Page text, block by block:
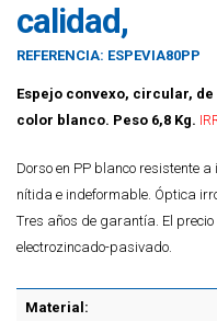
calidad,
REFERENCIA: ESPEVIA80PP
Espejo convexo, circular,
color blanco. Peso 6,8 Kg.
Dorso en PP blanco resistente a
nítida e indeformable. Óptica
Tres años de garantía. El
electrozincado-pasivado.
Material: